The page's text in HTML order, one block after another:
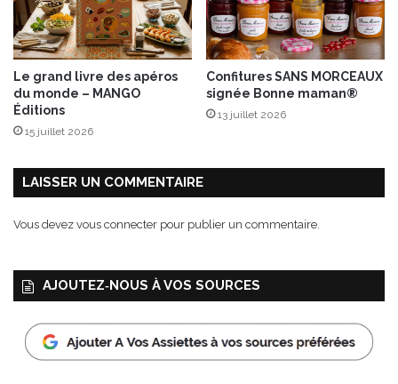
y
d
u
a
u
e
m
Le grand livre des apéros
du monde – MANGO
Éditions
15 juillet 2026
Confitures SANS MORCEAUX
signée Bonne maman®
13 juillet 2026
LAISSER UN COMMENTAIRE
Vous devez vous connecter pour publier un commentaire.
AJOUTEZ‑NOUS À VOS SOURCES